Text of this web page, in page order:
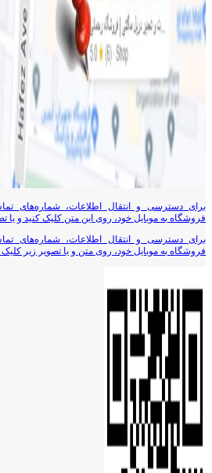
برای دسترسی و انتقال اطلاعات، شماره‌های
فروشگاه به موبایل خود، روی این متن کلیک کنید و یا
برای دسترسی و انتقال اطلاعات، شماره‌های
فروشگاه به موبایل خود، روی متن و یا تصویر زیر کلیک